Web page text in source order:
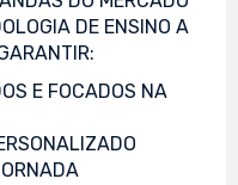
DE ENSINO A
E FOCADOS NA